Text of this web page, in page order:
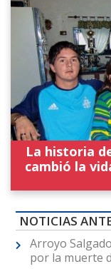
La historia
cambió la
NOTICIAS
Arroyo
por la muerte